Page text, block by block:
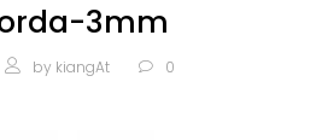
3mm
by kiangAt 0